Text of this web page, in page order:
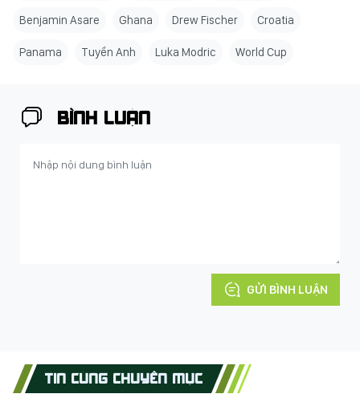
Benjamin Asare Ghana Drew Fischer Croatia
Panama Tuyển Anh Luka Modric World Cup
BÌNH LUẬN
GỬI BÌNH LUẬN
TIN CÙNG CHUYÊN MỤC